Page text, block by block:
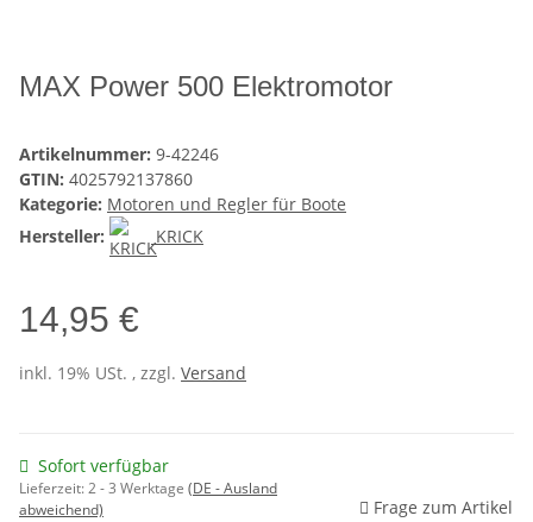
MAX Power 500 Elektromotor
Artikelnummer: 9-42246
GTIN: 4025792137860
Kategorie: Motoren und Regler für Boote
Hersteller:
KRICK
14,95 €
inkl. 19% USt. , zzgl. Versand
Sofort verfügbar
Lieferzeit:2 - 3 Werktage (DE - Ausland
abweichend)
Frage zum Artikel